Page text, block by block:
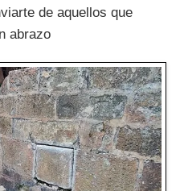
de aquellos que
abrazo